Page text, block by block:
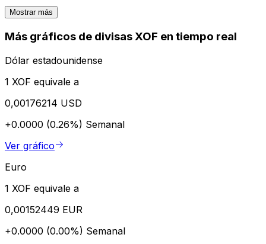
Mostrar más
Más gráficos de divisas XOF en tiempo real
Dólar estadounidense
1 XOF equivale a
0,00176214 USD
+0.0000 (0.26%) Semanal
Ver gráfico
Euro
1 XOF equivale a
0,00152449 EUR
+0.0000 (0.00%) Semanal